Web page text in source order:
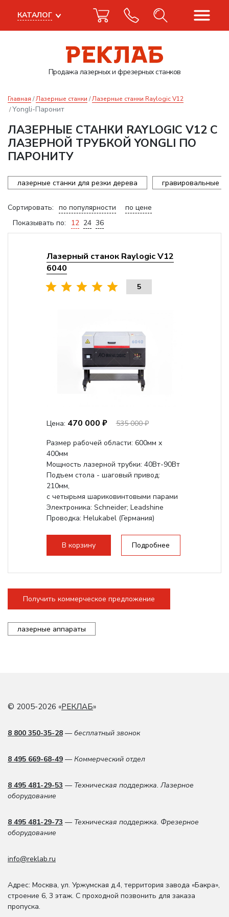
Продажа лазерныхи фрезерных станков
КАТАЛОГ
Главная Лазерные станки Лазерные станки Raylogic V12
Yongli-Паронит
ЛАЗЕРНЫЕ СТАНКИ RAYLOGIC V12 С
ЛАЗЕРНОЙ ТРУБКОЙ YONGLI ПО
ПАРОНИТУ
лазерные станки для резки дерева гравировальные
Сортировать: по популярности
по цене
Показывать по:
12 24 36
Лазерный станок Raylogic V12
6040
5
Цена: 470 000 ₽
535 000 ₽
Размер рабочей области: 600мм x
400мм
Мощность лазерной трубки: 40Вт-90Вт
Подъем стола - шаговый привод:
210мм,
с четырьмя шариковинтовыми парами
Электроника: Schneider; Leadshine
Проводка: Helukabel (Германия)
В корзину
Подробнее
Получить коммерческое предложение
лазерные аппараты
© 2005-2026 «РЕКЛАБ»
8 800 350-35-28 — бесплатный звонок
8 495 669-68-49 — Коммерческий отдел
8 495 481-29-53 — Техническая поддержка. Лазерное
оборудование
8 495 481-29-73 — Техническая поддержка. Фрезерное
оборудование
info@reklab.ru
Адрес: Москва, ул. Уржумская д.4, территория завода «Бакра»,
строение 6, 3 этаж. С проходной позвонить для заказа
пропуска.